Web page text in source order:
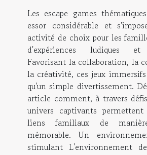
Les escape games
essor considérable et
activité de choix pour les
d'expériences ludiques et
Favorisant la collaboration, la
la créativité, ces jeux
qu'un simple divertissement.
article comment, à travers
univers captivants
liens familiaux de
mémorable. Un
stimulant L'environnement